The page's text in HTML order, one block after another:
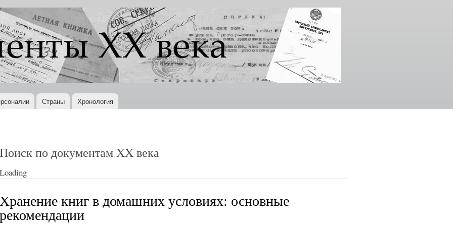
Перейти к
основному
содержанию
Страны Хронология
Поиск по документам XX века
Loading
Хранение книг в домашних условиях: основные
рекомендации